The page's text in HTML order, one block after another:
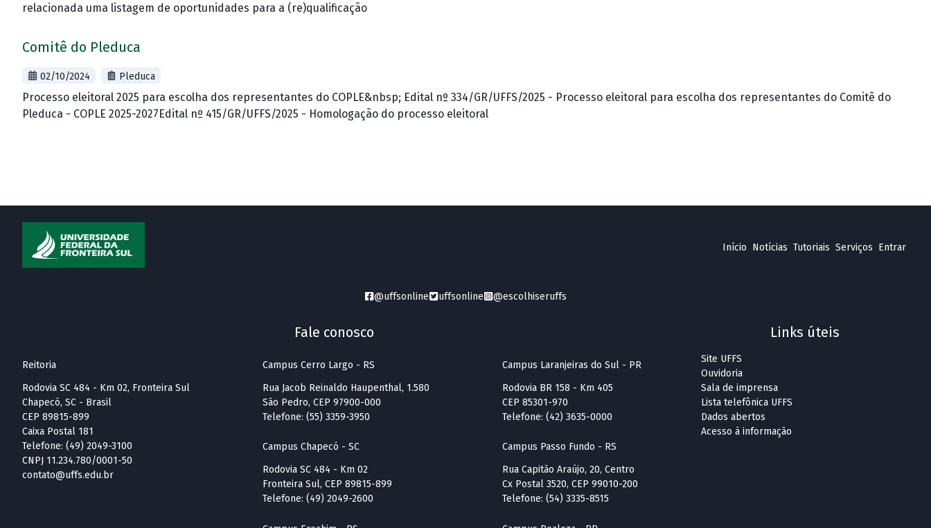
relacionada uma listagem de oportunidades para a (re)qualificação
Comitê do Pleduca
02/10/2024 Pleduca
Processo eleitoral 2025 para escolha dos representantes do COPLE&nbsp; Edital nº 334/GR/UFFS/2025 - Processo eleitoral para escolha dos representantes do Comitê do
Pleduca - COPLE 2025-2027Edital nº 415/GR/UFFS/2025 - Homologação do processo eleitoral
Início Notícias Tutoriais Serviços Entrar
@uffsonline uffsonline @escolhiseruffs
Fale conosco
Reitoria
Rodovia SC 484 - Km 02, Fronteira Sul
Chapecó, SC - Brasil
CEP 89815-899
Caixa Postal 181
Telefone: (49) 2049-3100
CNPJ 11.234.780/0001-50
contato@uffs.edu.br
Campus Cerro Largo - RS
Rua Jacob Reinaldo Haupenthal, 1.580
São Pedro, CEP 97900-000
Telefone: (55) 3359-3950
Campus Chapecó - SC
Rodovia SC 484 - Km 02
Fronteira Sul, CEP 89815-899
Telefone: (49) 2049-2600
Campus Laranjeiras do Sul - PR
Rodovia BR 158 - Km 405
CEP 85301-970
Telefone: (42) 3635-0000
Campus Passo Fundo - RS
Rua Capitão Araújo, 20, Centro
Cx Postal 3520, CEP 99010-200
Telefone: (54) 3335-8515
Links úteis
Site UFFS
Ouvidoria
Sala de imprensa
Lista telefônica UFFS
Dados abertos
Acesso à informação